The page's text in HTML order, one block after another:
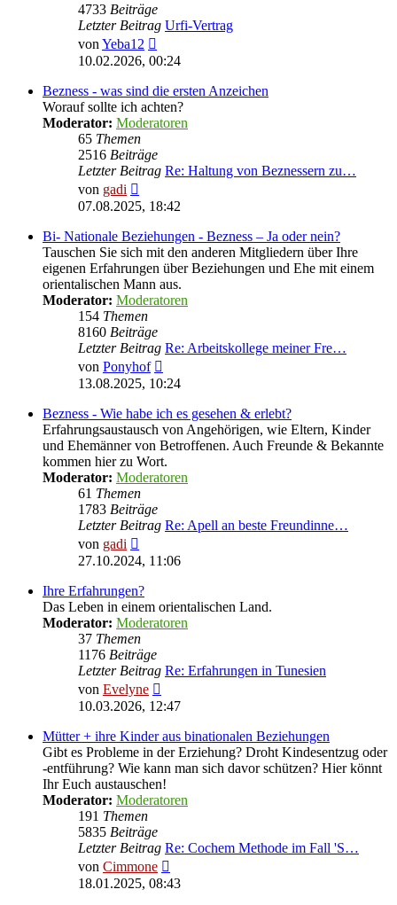
4733 Beiträge
Letzter Beitrag Urfi-Vertrag
von Yeba12
Beitrag
10.02.2026, 00:24
Bezness - was sind die ersten Anzeichen
Worauf sollte ich achten?
Moderator: Moderatoren
65 Themen
2516 Beiträge
Letzter Beitrag Re: Haltung von Beznessern zu…
von gadi
Beitrag
07.08.2025, 18:42
Bi- Nationale Beziehungen - Bezness – Ja oder nein?
Tauschen Sie sich mit den anderen Mitgliedern über Ihre
eigenen Erfahrungen über Beziehungen und Ehe mit einem
orientalischen Mann aus.
Moderator: Moderatoren
154 Themen
8160 Beiträge
Letzter Beitrag Re: Arbeitskollege meiner Fre…
von Ponyhof
Beitrag
13.08.2025, 10:24
Bezness - Wie habe ich es gesehen & erlebt?
Erfahrungsaustausch von Angehörigen, wie Eltern, Kinder
und Ehemänner von Betroffenen. Auch Freunde & Bekannte
kommen hier zu Wort.
Moderator: Moderatoren
61 Themen
1783 Beiträge
Letzter Beitrag Re: Apell an beste Freundinne…
von gadi
Beitrag
27.10.2024, 11:06
Ihre Erfahrungen?
Das Leben in einem orientalischen Land.
Moderator: Moderatoren
37 Themen
1176 Beiträge
Letzter Beitrag Re: Erfahrungen in Tunesien
von Evelyne
Beitrag
10.03.2026, 12:47
Mütter + ihre Kinder aus binationalen Beziehungen
Gibt es Probleme in der Erziehung? Droht Kindesentzug oder
-entführung? Wie kann man sich davor schützen? Hier könnt
Ihr Euch austauschen!
Moderator: Moderatoren
191 Themen
5835 Beiträge
Letzter Beitrag Re: Cochem Methode im Fall 'S…
von Cimmone
Beitrag
18.01.2025, 08:43